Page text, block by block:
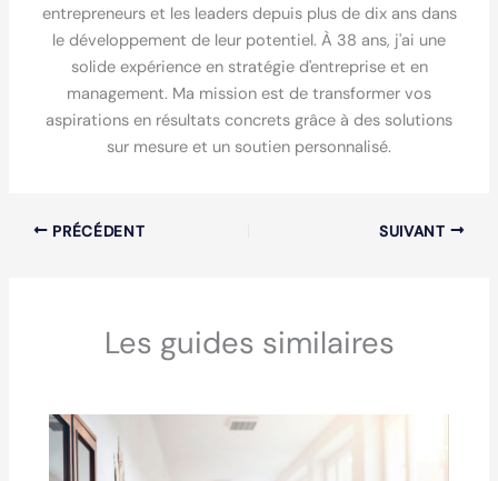
entrepreneurs et les leaders depuis plus de dix ans dans
le développement de leur potentiel. À 38 ans, j'ai une
solide expérience en stratégie d'entreprise et en
management. Ma mission est de transformer vos
aspirations en résultats concrets grâce à des solutions
sur mesure et un soutien personnalisé.
PRÉCÉDENT SUIVANT
Les guides similaires